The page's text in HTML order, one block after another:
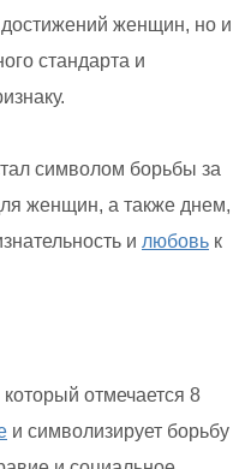
достижений женщин, но и
стандарта и
символом борьбы за
женщин, а также днем,
и любовь к
отмечается 8
и символизирует борьбу